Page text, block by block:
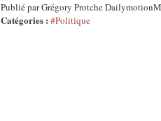
Publié par Grégory Protche
Catégories : #Politique